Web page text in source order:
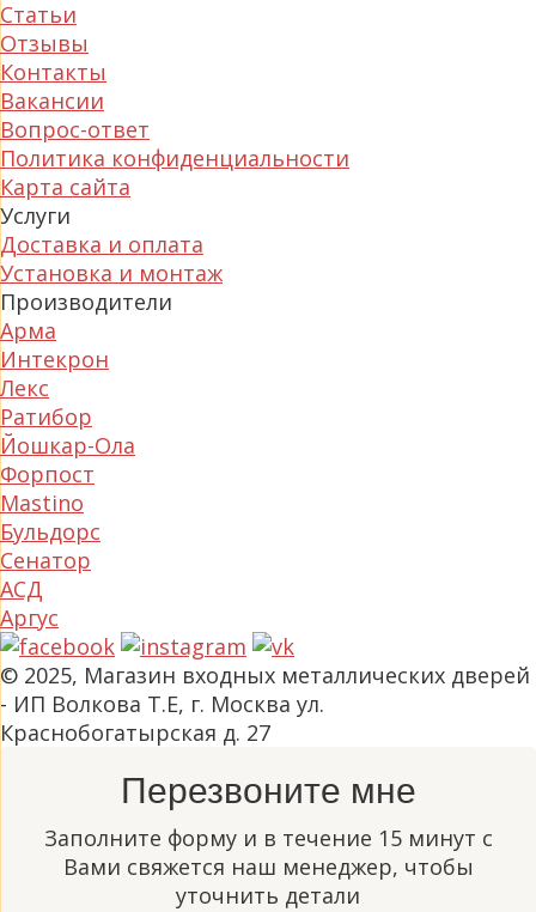
Статьи
Отзывы
Контакты
Вакансии
Вопрос-ответ
Политика конфиденциальности
Карта сайта
Услуги
Доставка и оплата
Установка и монтаж
Производители
Арма
Интекрон
Лекс
Ратибор
Йошкар-Ола
Форпост
Mastino
Бульдорс
Сенатор
АСД
Аргус
© 2025, Магазин входных металлических дверей
- ИП Волкова Т.Е, г. Москва ул.
Краснобогатырская д. 27
Перезвоните мне
Заполните форму и в течение 15 минут с
Вами свяжется наш менеджер, чтобы
уточнить детали